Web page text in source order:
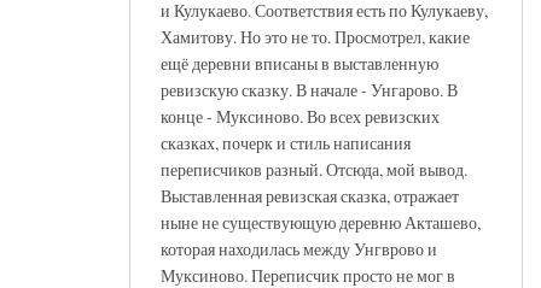
и Кулукаево. Соответствия есть по Кулукаеву,
Хамитову. Но это не то. Просмотрел, какие
ещё деревни вписаны в выставленную
ревизскую сказку. В начале - Унгарово. В
конце - Муксиново. Во всех ревизских
сказках, почерк и стиль написания
переписчиков разный. Отсюда, мой вывод.
Выставленная ревизская сказка, отражает
ныне не существующую деревню Акташево,
которая находилась между Унгврово и
Муксиново. Переписчик просто не мог в